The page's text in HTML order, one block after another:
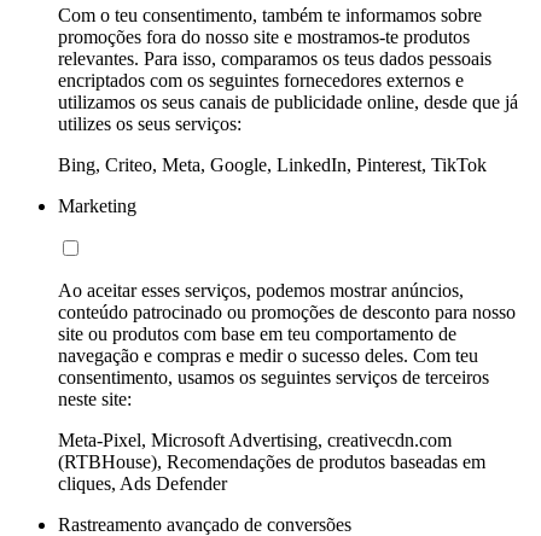
Com o teu consentimento, também te informamos sobre
promoções fora do nosso site e mostramos-te produtos
relevantes. Para isso, comparamos os teus dados pessoais
encriptados com os seguintes fornecedores externos e
utilizamos os seus canais de publicidade online, desde que já
utilizes os seus serviços:
Bing, Criteo, Meta, Google, LinkedIn, Pinterest, TikTok
Marketing
Ao aceitar esses serviços, podemos mostrar anúncios,
conteúdo patrocinado ou promoções de desconto para nosso
site ou produtos com base em teu comportamento de
navegação e compras e medir o sucesso deles. Com teu
consentimento, usamos os seguintes serviços de terceiros
neste site:
Meta-Pixel, Microsoft Advertising, creativecdn.com
(RTBHouse), Recomendações de produtos baseadas em
cliques, Ads Defender
Rastreamento avançado de conversões